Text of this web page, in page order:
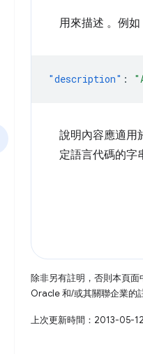
用來描述 。例如
"description" :
說明內容應適用
定語言代碼的字
除非另有註明，否則本頁面
Oracle 和/或其關聯企業的
上次更新時間：2013-05-12